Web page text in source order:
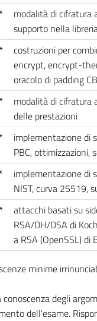
*
modalità di cifratura
supporto nella
*
costruzioni per
encrypt, encrypt-
oracolo di padding
*
modalità di cifratura
delle prestazioni
*
implementazione di
PBC, ottimizzazioni,
*
implementazione di
NIST, curva 25519,
*
attacchi basati su
RSA/DH/DSA di
a RSA (OpenSSL)
minime
conoscenza degli
dell'esame.